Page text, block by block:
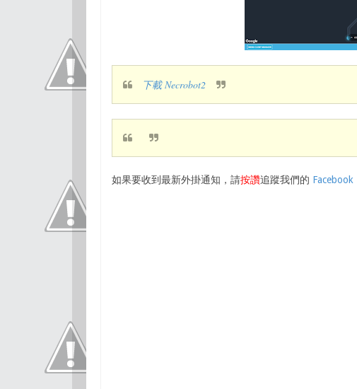
下載 Necrobot2
如果要收到最新外掛通知，請按讚追蹤我們的 Facebook